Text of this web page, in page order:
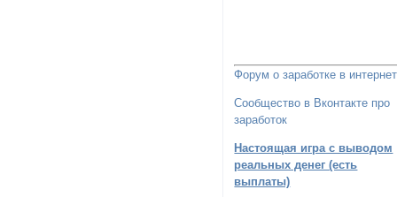
Форум о заработке в
Сообщество в Вконтакте про
заработок
Настоящая игра с выводом
реальных денег (есть
выплаты)